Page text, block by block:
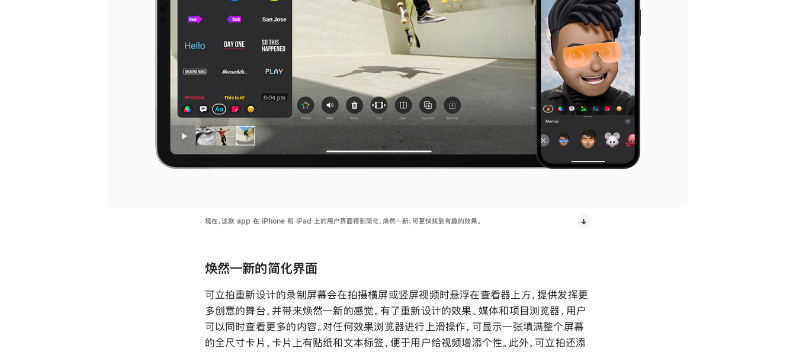
现在，这款 app 在 iPhone 和 iPad 上的用户界面得到简化、焕然一新，可更快找到有趣的效果。
焕然一新的简化界面
可立拍重新设计的录制屏幕会在拍摄横屏或竖屏视频时悬浮在查看器上方，提供发挥更
多创意的舞台，并带来焕然一新的感觉。有了重新设计的效果、媒体和项目浏览器，用户
可以同时查看更多的内容。对任何效果浏览器进行上滑操作，可显示一张填满整个屏幕
的全尺寸卡片，卡片上有贴纸和文本标签，便于用户给视频增添个性。此外，可立拍还添